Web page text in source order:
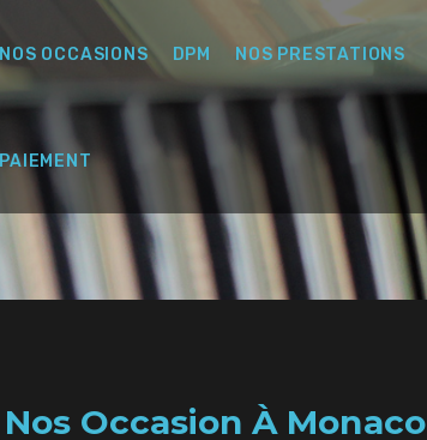
NOS OCCASIONS DPM NOS PRESTATIONS
PAIEMENT
Nos Occasion À Monaco